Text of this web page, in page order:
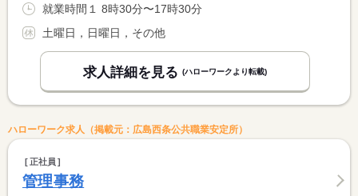
就業時間１ 8時30分〜17時30分
土曜日，日曜日，その他
求人詳細を見る (ハローワークより転載)
ハローワーク求人（掲載元：広島西条公共職業安定所）
正社員
管理事務